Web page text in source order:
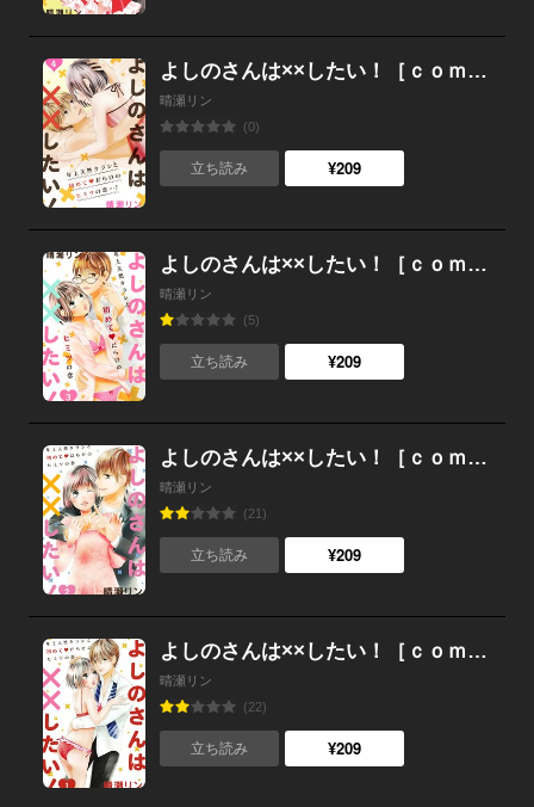
よしのさんは××したい！［ｃｏｍｉｃ ｔｉｎｔ］分冊版 （4）
晴瀬リン
(0)
立ち読み ¥209
よしのさんは××したい！［ｃｏｍｉｃ ｔｉｎｔ］分冊版 （3）
晴瀬リン
(5)
立ち読み ¥209
よしのさんは××したい！［ｃｏｍｉｃ ｔｉｎｔ］分冊版 （2）
晴瀬リン
(21)
立ち読み ¥209
よしのさんは××したい！［ｃｏｍｉｃ ｔｉｎｔ］分冊版 （1）
晴瀬リン
(22)
立ち読み ¥209